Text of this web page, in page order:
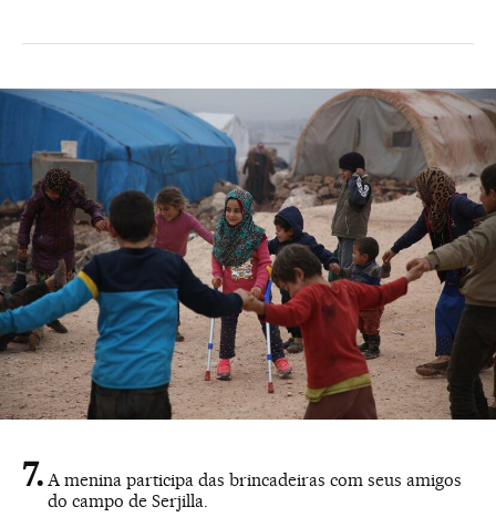
A menina participa das brincadeiras com seus amigos
do campo de Serjilla.